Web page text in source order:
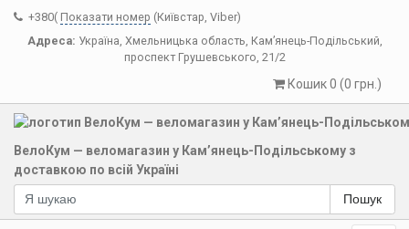
+380( Показати номер (Київстар, Viber)
Адреса: Україна, Хмельницька область, Кам’янець-Подільський,
проспект Грушевського, 21/2
Кошик 0 (0 грн.)
ВелоКум — веломагазин у Кам’янець-Подільському з
доставкою по всій Україні
Пошук